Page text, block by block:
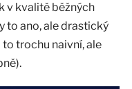
v kvalitě běžných
to ano, ale drastický
trochu naivní, ale